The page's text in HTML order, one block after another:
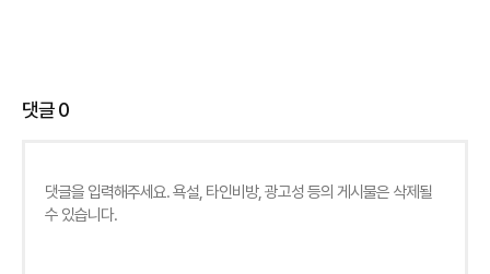
댓글0